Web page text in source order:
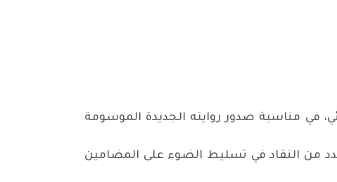
في مناسبة صدور روايته الجديدة الموسومة
من النقاد في تسليط الضوء على المضامين